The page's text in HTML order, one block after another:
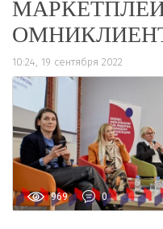
10:24, 19 сентября 2022
969 0